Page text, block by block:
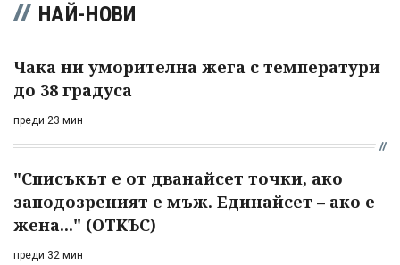
НАЙ-НОВИ
Чака ни уморителна жега с температури
до 38 градуса
преди 23 мин
"Списъкът е от дванайсет точки, ако
заподозреният е мъж. Единайсет – ако е
жена..." (ОТКЪС)
преди 32 мин